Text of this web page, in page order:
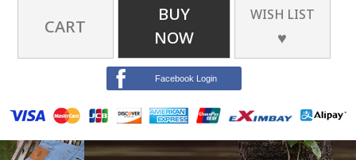
CART
BUY
NOW
WISH LIST
♥
Facebook Login